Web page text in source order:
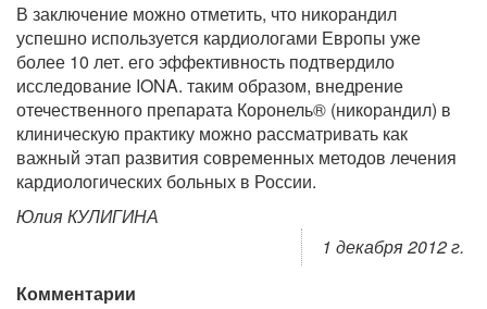
В заключение можно отметить, что никорандил
успешно используется кардиологами Европы уже
более 10 лет. его эффективность подтвердило
исследование IONA. таким образом, внедрение
отечественного препарата Коронель® (никорандил) в
клиническую практику можно рассматривать как
важный этап развития современных методов лечения
кардиологических больных в России.
Юлия КУЛИГИНА
1 декабря 2012 г.
Комментарии